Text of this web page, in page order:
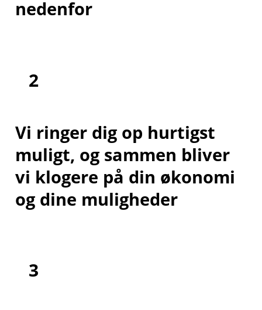
nedenfor
2
Vi ringer dig op hurtigst
muligt, og sammen bliver
vi klogere på din økonomi
og dine muligheder
3